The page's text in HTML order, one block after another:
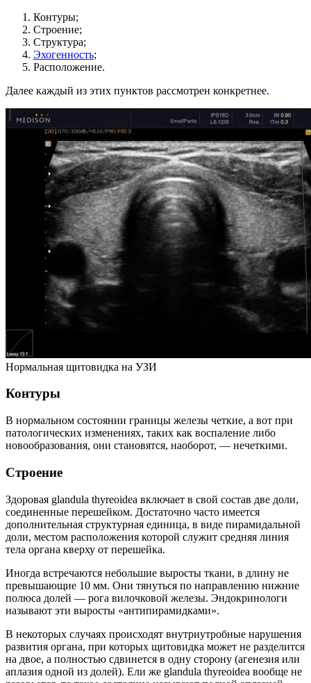
Контуры;
Строение;
Структура;
Эхогенность;
Расположение.
Далее каждый из этих пунктов рассмотрен конкретнее.
Нормальная щитовидка на УЗИ
Контуры
В нормальном состоянии границы железы четкие, а вот при
патологических изменениях, таких как воспаление либо
новообразования, они становятся, наоборот, — нечеткими.
Строение
Здоровая glandula thyreoidea включает в свой состав две доли,
соединенные перешейком. Достаточно часто имеется
дополнительная структурная единица, в виде пирамидальной
доли, местом расположения которой служит средняя линия
тела органа кверху от перешейка.
Иногда встречаются небольшие выросты ткани, в длину не
превышающие 10 мм. Они тянуться по направлению нижние
полюса долей — рога вилочковой железы. Эндокринологи
называют эти выросты «антипирамидками».
В некоторых случаях происходят внутриутробные нарушения
развития органа, при которых щитовидка может не разделится
на двое, а полностью сдвинется в одну сторону (агенезия или
аплазия одной из долей). Ели же glandula thyreoidea вообще не